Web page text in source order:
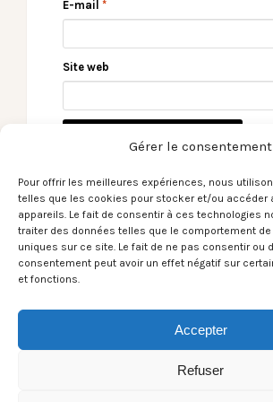
Gérer le consentement
Pour offrir les meilleures expériences, nous
telles que les cookies pour stocker et/ou accéder
appareils. Le fait de consentir à ces technologies
traiter des données telles que le comportement de
uniques sur ce site. Le fait de ne pas consentir ou
consentement peut avoir un effet négatif sur
et fonctions.
Accepter
Refuser
E-mail *
Site web
The
← [Le Son du moment]
Anodine / Anodine